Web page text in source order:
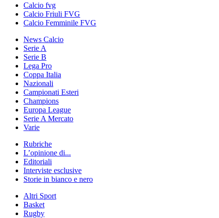
Calcio fvg
Calcio Friuli FVG
Calcio Femminile FVG
News Calcio
Serie A
Serie B
Lega Pro
Coppa Italia
Nazionali
Campionati Esteri
Champions
Europa League
Serie A Mercato
Varie
Rubriche
L’opinione di...
Editoriali
Interviste esclusive
Storie in bianco e nero
Altri Sport
Basket
Rugby